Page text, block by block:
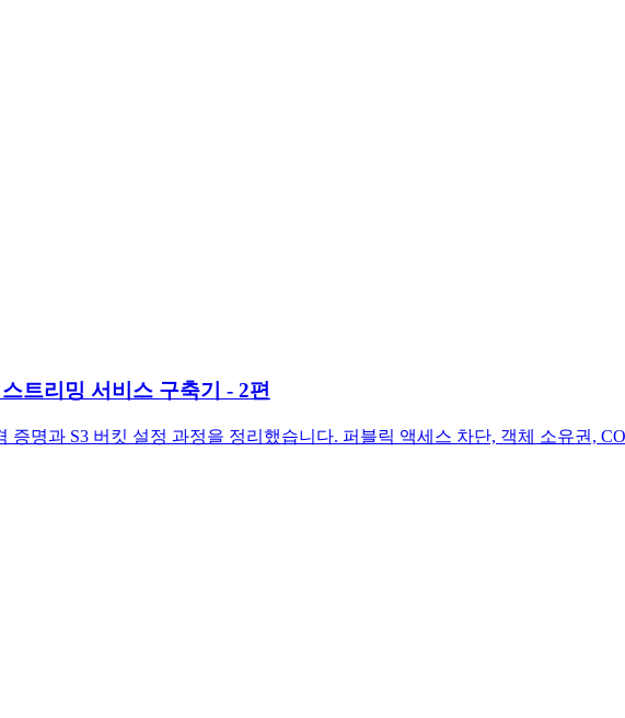
트리밍 서비스 구축기 - 2편
증명과 S3 버킷 설정 과정을 정리했습니다. 퍼블릭 액세스 차단, 객체 소유권,